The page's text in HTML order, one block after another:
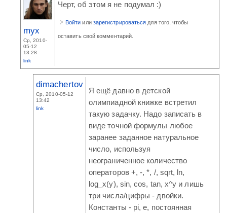
myx
Ср, 2010-
05-12
13:28
link
Черт, об этом я не подумал :)
Войти или зарегистрироваться для того, чтобы
оставить свой комментарий.
dimachertov
Ср, 2010-05-12
13:42
link
Я ещё давно в детской
олимпиадной книжке встретил
такую задачку. Надо записать в
виде точной формулы любое
заранее заданное натуральное
число, используя
неограниченное количество
операторов +, -, *, /, sqrt, ln,
log_x(y), sin, cos, tan, x^y и лишь
три числа/цифры - двойки.
Константы - pi, e, постоянная